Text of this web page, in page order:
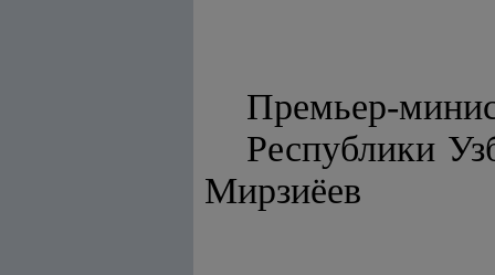
Премьер-
Мирзиёев